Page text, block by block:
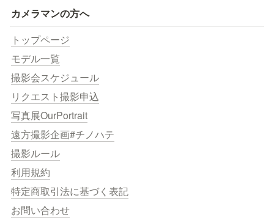
カメラマンの方へ
トップページ
モデル一覧
撮影会スケジュール
リクエスト撮影申込
写真展OurPortrait
遠方撮影企画#チノハテ
撮影ルール
利用規約
特定商取引法に基づく表記
お問い合わせ